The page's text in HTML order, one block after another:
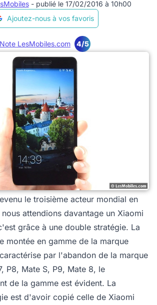
- publié le 17/02/2016 à 10h00
Ajoutez-nous à vos favoris
Note LesMobiles.com 4/5
le troisième acteur mondial en
attendions davantage un Xiaomi
grâce à une double stratégie. La
montée en gamme de la marque
par l'abandon de la marque
P8, Mate S, P9, Mate 8, le
de la gamme est évident. La
est d'avoir copié celle de Xiaomi